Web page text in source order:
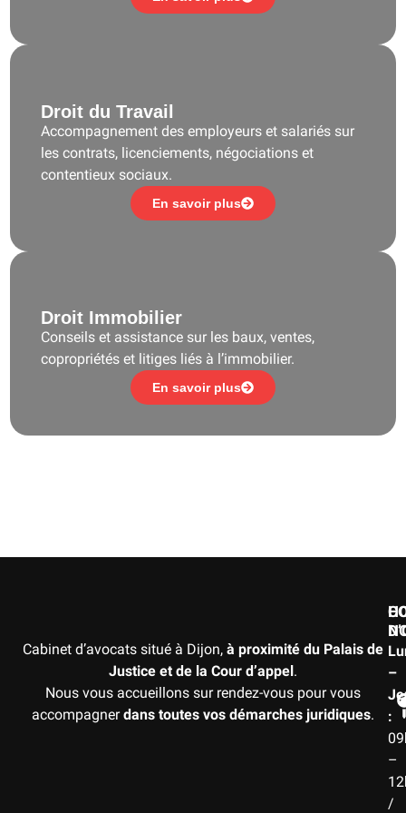
Droit du Travail
Accompagnement des employeurs et salariés sur
les contrats, licenciements, négociations et
contentieux sociaux.
En savoir plus
Droit Immobilier
Conseils et assistance sur les baux, ventes,
copropriétés et litiges liés à l’immobilier.
En savoir plus
Cabinet d’avocats situé à Dijon, à proximité du Palais de
Justice et de la Cour d’appel .
Nous vous accueillons sur rendez-vous pour vous
accompagnerdans toutes vos démarches juridiques.
–
:
–
/